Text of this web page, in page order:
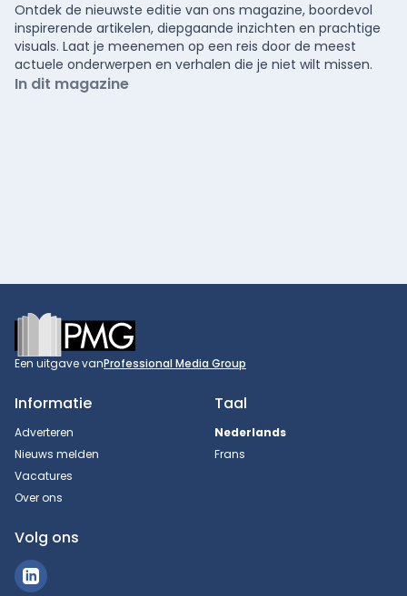
Ontdek de nieuwste editie van ons magazine, boordevol
inspirerende artikelen, diepgaande inzichten en prachtige
visuals. Laat je meenemen op een reis door de meest
actuele onderwerpen en verhalen die je niet wilt missen.
In dit magazine
Footer
Een uitgave vanProfessional Media Group
Informatie
Adverteren
Nieuws melden
Vacatures
Over ons
Taal
Nederlands
Frans
Volg ons